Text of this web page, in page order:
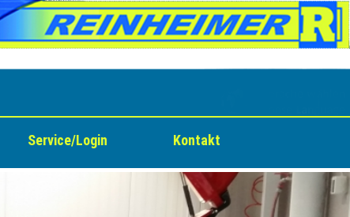
Service/Login Kontakt